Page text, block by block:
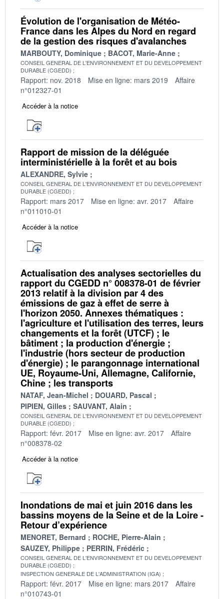
Évolution de l'organisation de Météo-
France dans les Alpes du Nord en regard
de la gestion des risques d'avalanches
MARBOUTY, Dominique BACOT, Marie-Anne
CONSEIL GENERAL DE L'ENVIRONNEMENT ET DU DEVELOPPEMENT
DURABLE (CGEDD)
Rapport: nov. 2018 Mise en ligne: mars 2019
Affaire
n°012327-01
Accéder à la notice
Rapport de mission de la déléguée
interministérielle à la forêt et au bois
ALEXANDRE, Sylvie
CONSEIL GENERAL DE L'ENVIRONNEMENT ET DU DEVELOPPEMENT
DURABLE (CGEDD)
Rapport: mars 2017 Mise en ligne: avr. 2017
Affaire
n°011010-01
Accéder à la notice
Actualisation des analyses sectorielles du
rapport du CGEDD n° 008378-01 de février
2013 relatif à la division par 4 des
émissions de gaz à effet de serre à
l'horizon 2050. Annexes thématiques :
l'agriculture et l'utilisation des terres, leurs
changements et la forêt (UTCF) ; le
bâtiment ; la production d'énergie ;
l'industrie (hors secteur de production
d'énergie) ; le parangonnage international
UE, Royaume-Uni, Allemagne, Californie,
Chine ; les transports
NATAF, Jean-Michel
DOUARD, Pascal
PIPIEN, Gilles
SAUVANT, Alain
CONSEIL GENERAL DE L'ENVIRONNEMENT ET DU DEVELOPPEMENT
DURABLE (CGEDD)
Rapport: févr. 2017 Mise en ligne: avr. 2017
Affaire
n°008378-02
Accéder à la notice
Inondations de mai et juin 2016 dans les
bassins moyens de la Seine et de la Loire -
Retour d’expérience
MENORET, Bernard
ROCHE, Pierre-Alain
SAUZEY, Philippe
PERRIN, Frédéric
CONSEIL GENERAL DE L'ENVIRONNEMENT ET DU DEVELOPPEMENT
DURABLE (CGEDD)
INSPECTION GENERALE DE L'ADMINISTRATION (IGA)
Rapport: févr. 2017 Mise en ligne: mars 2017
Affaire
n°010743-01